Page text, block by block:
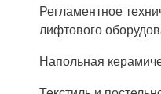
Регламентное
лифтового
Напольная